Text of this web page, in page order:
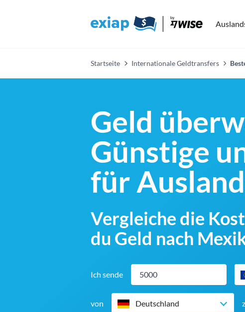
Startseite Internationale Geldtransfers
Geld
Günstige
für
Vergleiche die
du Geld nach
Ich sende
von Deutschland